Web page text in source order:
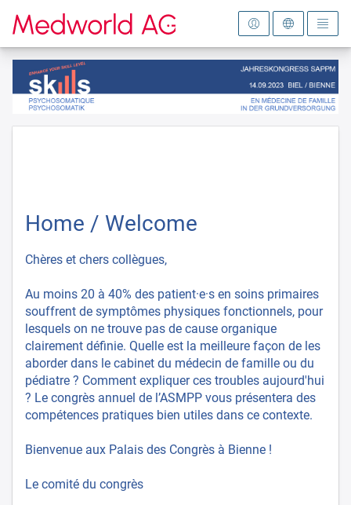
Vers la page d'accueil
Home / Welcome
Chères et chers collègues,
Au moins 20 à 40% des patient·e·s en soins primaires
souffrent de symptômes physiques fonctionnels, pour
lesquels on ne trouve pas de cause organique
clairement définie. Quelle est la meilleure façon de les
aborder dans le cabinet du médecin de famille ou du
pédiatre ? Comment expliquer ces troubles aujourd'hui
? Le congrès annuel de l’ASMPP vous présentera des
compétences pratiques bien utiles dans ce contexte.
Bienvenue aux Palais des Congrès à Bienne !
Le comité du congrès